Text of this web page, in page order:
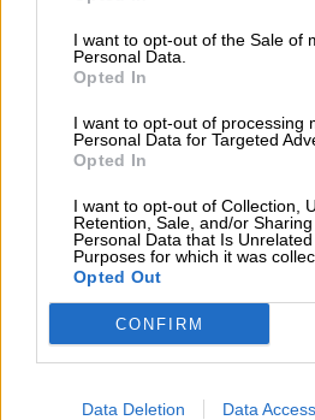
I want to opt-out of the Sale of
Personal Data.
Opted In
I want to opt-out of processing
Personal Data for Targeted
Opted In
I want to opt-out of Collection,
Retention, Sale, and/or
Personal Data that Is
Purposes for which it was
Opted Out
CONFIRM
Data Deletion Data Access
encuentra en manos de
los Liberales
Tanto los socialdemócratas como
tendrán que pactar con ellos si
Gobierno
Más artículos de este autor
martes, 28 de septiembre de 2021
OPINIONES